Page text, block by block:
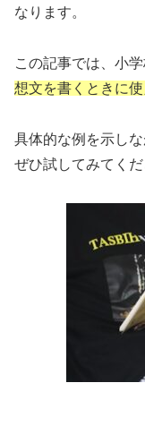
なります。
この記事では、小
想文を書くときに
具体的な例を示し
ぜひ試してみてくだ